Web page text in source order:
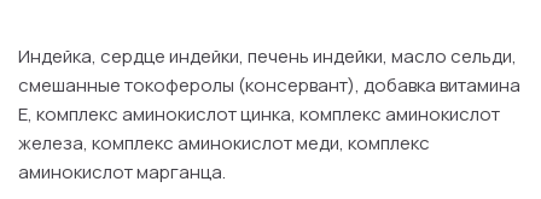
Индейка, сердце индейки, печень индейки, масло сельди,
смешанные токоферолы (консервант), добавка витамина
E, комплекс аминокислот цинка, комплекс аминокислот
железа, комплекс аминокислот меди, комплекс
аминокислот марганца.